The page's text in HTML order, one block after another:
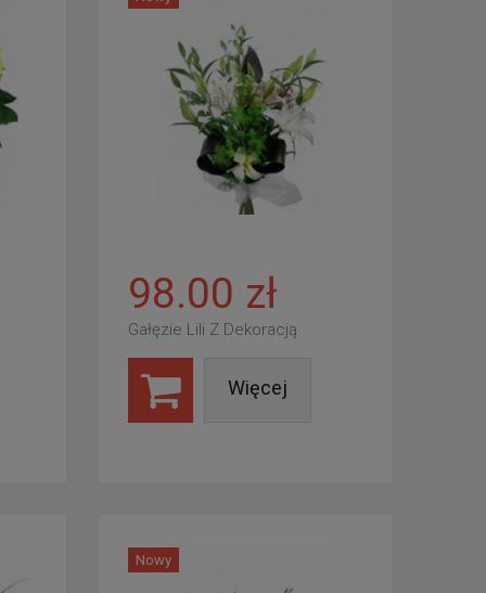
98.00 zł
Gałęzie Lili Z Dekoracją
Więcej
Nowy